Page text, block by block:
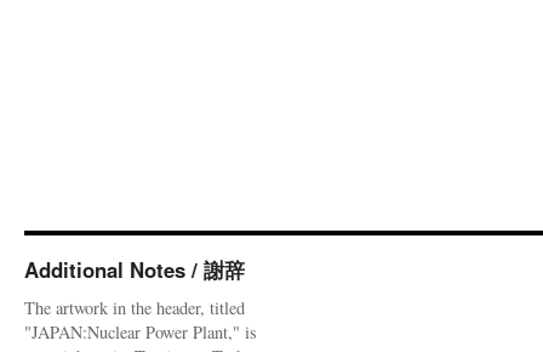
Additional Notes / 謝辞
The artwork in the header, titled
"JAPAN:Nuclear Power Plant," is